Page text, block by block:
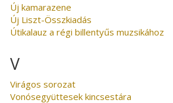
Új kamarazene
Új Liszt-Összkiadás
Útikalauz a régi billentyűs muzsikához
V
Virágos sorozat
Vonósegyüttesek kincsestára